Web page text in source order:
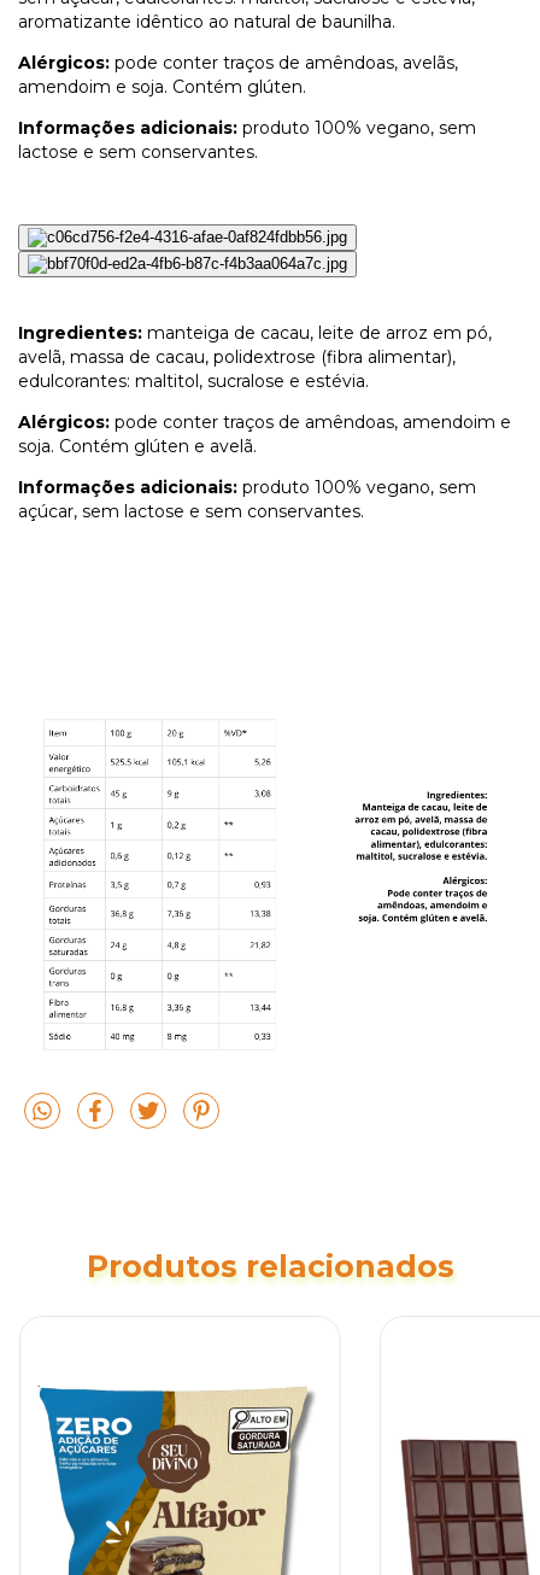
aromatizante idêntico ao natural de baunilha.
Alérgicos: pode conter traços de amêndoas, avelãs,
amendoim e soja. Contém glúten.
Informações adicionais: produto 100% vegano, sem
lactose e sem conservantes.
Ingredientes: manteiga de cacau, leite de arroz em pó,
avelã, massa de cacau, polidextrose (fibra alimentar),
edulcorantes: maltitol, sucralose e estévia.
Alérgicos: pode conter traços de amêndoas, amendoim e
soja. Contém glúten e avelã.
Informações adicionais: produto 100% vegano, sem
açúcar, sem lactose e sem conservantes.
Produtos relacionados